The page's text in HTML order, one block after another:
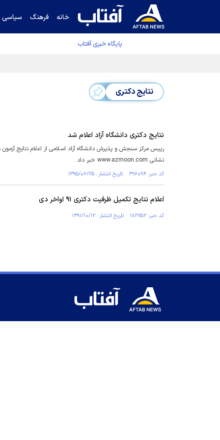
خانه فرهنگ سیاسی
پایگاه خبری آفتاب
نتایج دکتری
نتایج دکتری دانشگاه آزاد اعلام شد
نشانی www.azmoon.com خبر داد.
کد خبر: ۳۹۶۰۹۴ تاریخ انتشار : ۱۳۹۵/۰۶/۲۵
اعلام نتایج تکمیل ظرفیت دکتری ۹۱ اواخر دی
کد خبر: ۱۸۲۷۵۲ تاریخ انتشار : ۱۳۹۱/۱۰/۱۲